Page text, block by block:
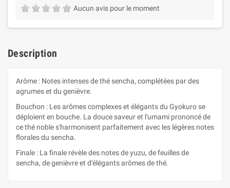
Aucun avis pour le moment
Description
Arôme : Notes intenses de thé sencha, complétées par des
agrumes et du genièvre.
Bouchon : Les arômes complexes et élégants du Gyokuro se
déploient en bouche. La douce saveur et l'umami prononcé de
ce thé noble s'harmonisent parfaitement avec les légères notes
florales du sencha.
Finale : La finale révèle des notes de yuzu, de feuilles de
sencha, de genièvre et d'élégants arômes de thé.